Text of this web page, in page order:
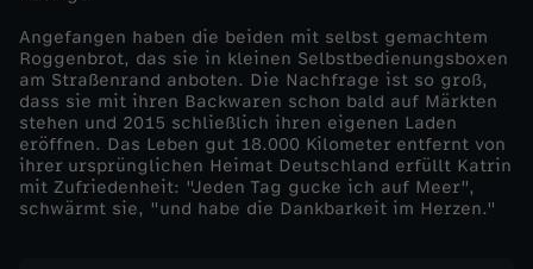
i
n
g
:
Angefangen haben die beiden mit selbst gemachtem
Roggenbrot, das sie in kleinen Selbstbedienungsboxen
am Straßenrand anboten. Die Nachfrage ist so groß,
dass sie mit ihren Backwaren schon bald auf Märkten
stehen und 2015 schließlich ihren eigenen Laden
eröffnen. Das Leben gut 18.000 Kilometer entfernt von
ihrer ursprünglichen Heimat Deutschland erfüllt Katrin
mit Zufriedenheit: "Jeden Tag gucke ich auf Meer",
schwärmt sie, "und habe die Dankbarkeit im Herzen."